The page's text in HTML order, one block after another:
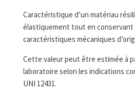
Caractéristique d’un matériau
élastiquement tout en conservant
caractéristiques mécaniques
Cette valeur peut être estimée à
laboratoire selon les indications
UNI 12431.